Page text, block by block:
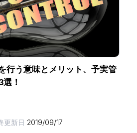
行う意味とメリット、予実管
！
更新日 2019/09/17